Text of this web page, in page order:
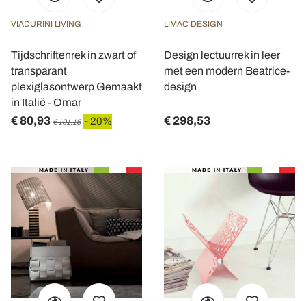
VIADURINI LIVING
Tijdschriftenrek in zwart of
transparant
plexiglasontwerp Gemaakt
in Italië - Omar
€ 80,93 € 101,16 - 20%
LIMAC DESIGN
Design lectuurrek in leer
met een modern Beatrice-
design
€ 298,53